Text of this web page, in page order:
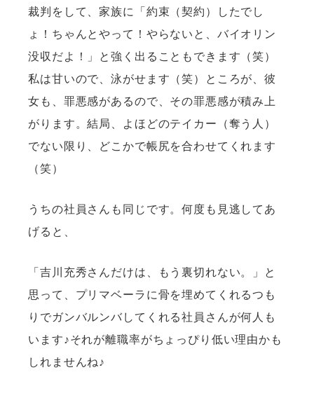
裁判をして、家族に「約束（契約）したでし
ょ！ちゃんとやって！やらないと、バイオリン
没収だよ！」と強く出ることもできます（笑）
私は甘いので、泳がせます（笑）ところが、彼
女も、罪悪感があるので、その罪悪感が積み上
がります。結局、よほどのテイカー（奪う人）
でない限り、どこかで帳尻を合わせてくれます
（笑）
うちの社員さんも同じです。何度も見逃してあ
げると、
「吉川充秀さんだけは、もう裏切れない。」と
思って、プリマベーラに骨を埋めてくれるつも
りでガンバルンバしてくれる社員さんが何人も
います♪それが離職率がちょっぴり低い理由かも
しれませんね♪